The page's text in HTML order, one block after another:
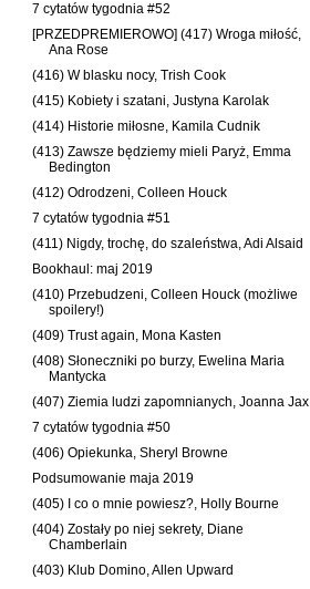
7 cytatów tygodnia #52
[PRZEDPREMIEROWO] (417) Wroga miłość,
Ana Rose
(416) W blasku nocy, Trish Cook
(415) Kobiety i szatani, Justyna Karolak
(414) Historie miłosne, Kamila Cudnik
(413) Zawsze będziemy mieli Paryż, Emma
Bedington
(412) Odrodzeni, Colleen Houck
7 cytatów tygodnia #51
(411) Nigdy, trochę, do szaleństwa, Adi Alsaid
Bookhaul: maj 2019
(410) Przebudzeni, Colleen Houck (możliwe
spoilery!)
(409) Trust again, Mona Kasten
(408) Słoneczniki po burzy, Ewelina Maria
Mantycka
(407) Ziemia ludzi zapomnianych, Joanna Jax
7 cytatów tygodnia #50
(406) Opiekunka, Sheryl Browne
Podsumowanie maja 2019
(405) I co o mnie powiesz?, Holly Bourne
(404) Zostały po niej sekrety, Diane
Chamberlain
(403) Klub Domino, Allen Upward